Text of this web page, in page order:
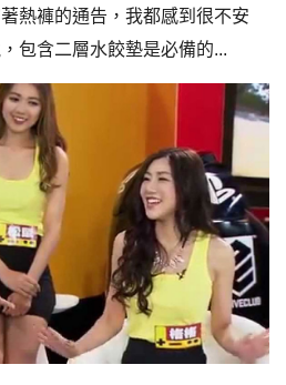
熱褲的通告，我都感到很不安
包含二層水餃墊是必備的...